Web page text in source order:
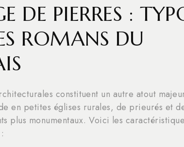
DE PIERRES :
ROMANS DU
constituent un autre atout
en petites églises rurales, de prieurés et
plus monumentaux. Voici les